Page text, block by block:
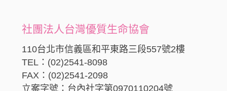
社團法人台灣優質生命協會
110台北市信義區和平東路三段557號2樓
TEL：(02)2541-8098
FAX：(02)2541-2098
立案字號：台內社字第0970110204號